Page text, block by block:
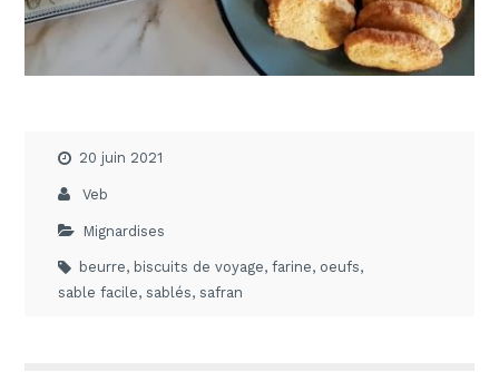
20 juin 2021
Veb
Mignardises
beurre, biscuits de voyage,farine, oeufs,
sable facile,sablés,safran